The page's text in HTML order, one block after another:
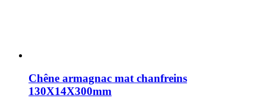
Chêne armagnac mat chanfreins
130X14X300mm